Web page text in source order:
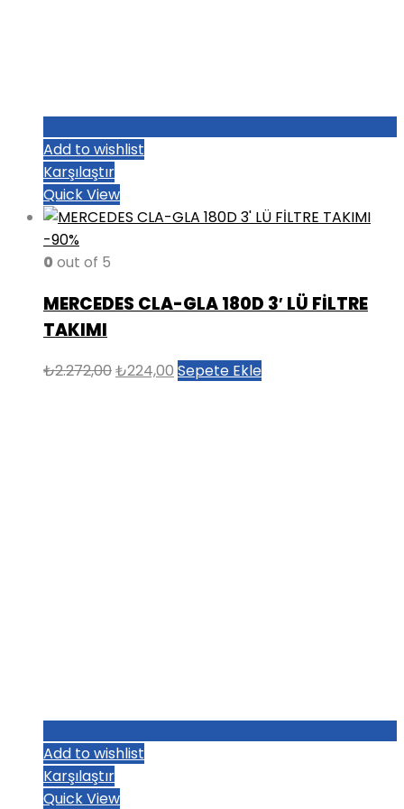
Add to wishlist
Karşılaştır
Quick View
-90%
0 out of 5
MERCEDES CLA-GLA 180D 3′ LÜ FİLTRE
TAKIMI
₺2.272,00Orijinal
₺224,00 Şu
Sepete Ekle
Add to wishlist
Karşılaştır
Quick View